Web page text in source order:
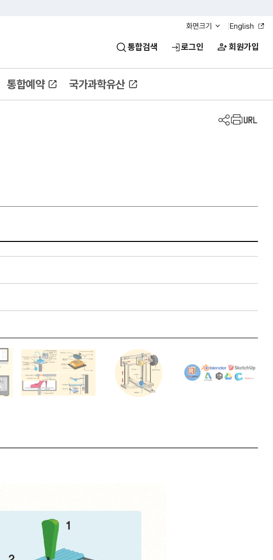
화면크기 English
통합검색 로그인 회원가입
통합예약 국가과학유산